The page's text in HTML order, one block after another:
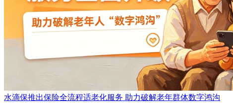
水滴保推出保险全流程适老化服务 助力破解老年群体数字鸿沟